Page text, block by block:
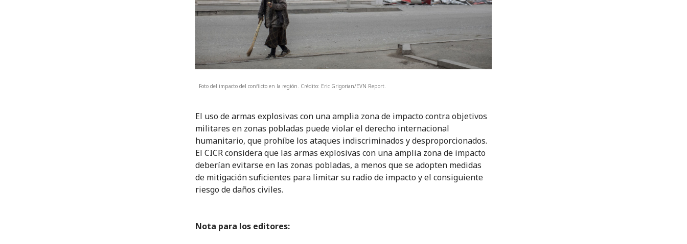
Foto del impacto del conflicto en la región. Crédito: Eric Grigorian/EVN Report.
El uso de armas explosivas con una amplia zona de impacto contra objetivos
militares en zonas pobladas puede violar el derecho internacional
humanitario, que prohíbe los ataques indiscriminados y desproporcionados.
El CICR considera que las armas explosivas con una amplia zona de impacto
deberían evitarse en las zonas pobladas, a menos que se adopten medidas
de mitigación suficientes para limitar su radio de impacto y el consiguiente
riesgo de daños civiles.
Nota para los editores: